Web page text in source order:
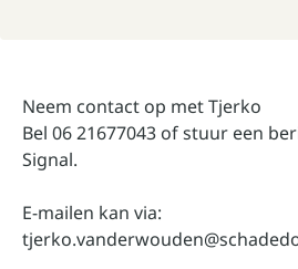
Neem contact op met Tjerko
Bel 06 21677043 of stuur een
Signal.
E-mailen kan via: